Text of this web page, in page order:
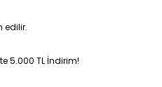
edilir.
5.000 TL İndirim!